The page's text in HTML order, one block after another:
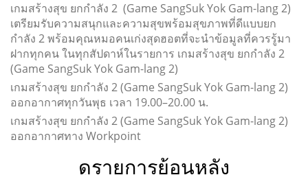
เกมสร้างสุข ยกกำลัง 2 (Game SangSuk Yok Gam-lang 2)
เตรียมรับความสนุกและความสุขพร้อมสุขภาพที่ดีแบบยก
กำลัง 2 พร้อมคุณหมอคนเก่งสุดฮอตที่จะนำข้อมูลที่ควรรู้มา
ฝากทุกคน ในทุกสัปดาห์ในรายการ เกมสร้างสุข ยกกำลัง 2
(Game SangSuk Yok Gam-lang 2)
เกมสร้างสุข ยกกำลัง 2 (Game SangSuk Yok Gam-lang 2)
ออกอากาศทุกวันพุธ เวลา 19.00–20.00 น.
เกมสร้างสุข ยกกำลัง 2 (Game SangSuk Yok Gam-lang 2)
ออกอากาศทาง Workpoint
ดูรายการย้อนหลัง